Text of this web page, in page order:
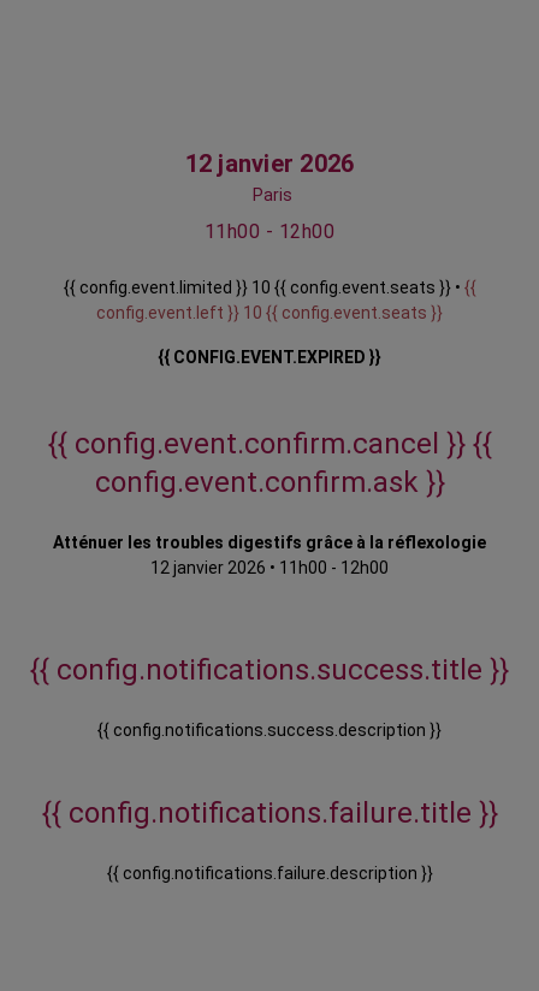
12 janvier 2026
Paris
11h00 - 12h00
{{ config.event.limited }} 10 {{ config.event.seats }} • {{
config.event.left }} 10 {{ config.event.seats }}
{{ CONFIG.EVENT.EXPIRED }}
{{ config.event.confirm.cancel }} {{
config.event.confirm.ask }}
Atténuer les troubles digestifs grâce à la réflexologie
12 janvier 2026 • 11h00 - 12h00
{{ config.notifications.success.title }}
{{ config.notifications.success.description }}
{{ config.notifications.failure.title }}
{{ config.notifications.failure.description }}